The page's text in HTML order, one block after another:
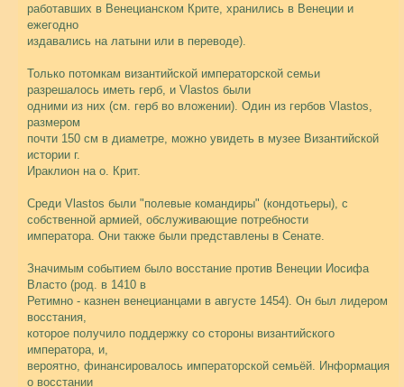
работавших в Венецианском Крите, хранились в Венеции и
ежегодно
издавались на латыни или в переводе).
Только потомкам византийской императорской семьи
разрешалось иметь герб, и Vlastos были
одними из них (см. герб во вложении). Один из гербов Vlastos,
размером
почти 150 см в диаметре, можно увидеть в музее Византийской
истории г.
Ираклион на о. Крит.
Среди Vlastos были "полевые командиры" (кондотьеры), с
собственной армией, обслуживающие потребности
императора. Они также были представлены в Сенате.
Значимым событием было восстание против Венеции Иосифа
Власто (род. в 1410 в
Ретимно - казнен венецианцами в августе 1454). Он был лидером
восстания,
которое получило поддержку со стороны византийского
императора, и,
вероятно, финансировалось императорской семьёй. Информация
о восстании